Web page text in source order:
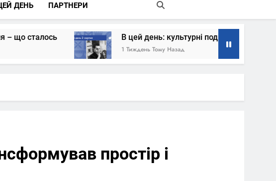
ДЕНЬ ПАРТНЕРИ
В цей день: культурні події 2 серпня – що сталось
1 Тиждень Тому Назад
простір і